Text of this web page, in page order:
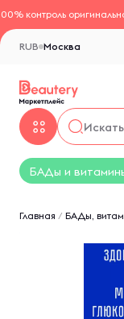
контроль
Москва
RUB
БАДы и
Главная / БАДы,